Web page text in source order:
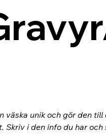
unik och gör den
i den info du har